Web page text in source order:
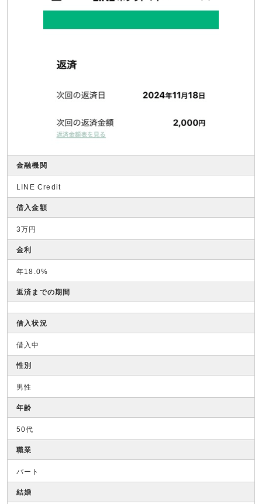
金融機関
LINE Credit
借入金額
3万円
金利
年18.0%
返済までの期間
借入状況
借入中
性別
男性
年齢
50代
職業
パート
結婚